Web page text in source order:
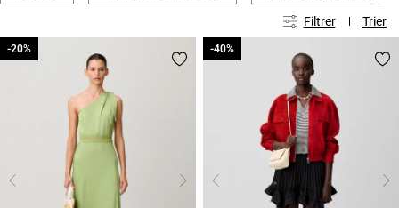
Filtrer Trier
-20%
-20% -40%
-40%